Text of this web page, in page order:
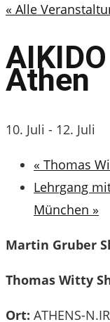
« Alle
Athen
10. Juli - 12. Juli
« Thomas
Lehrgang
München »
Martin Gruber
Thomas Witty
Ort: ATHENS-